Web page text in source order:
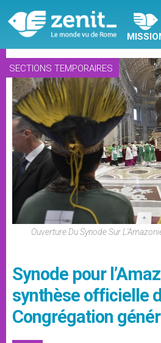
SECTIONS TEMPORAIRES
Ouverture Du Synode Sur
Synode pour
synthèse officielle
Congrégation